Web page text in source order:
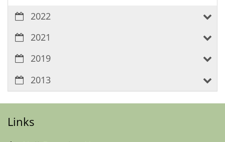
2022
2021
2019
2013
Links